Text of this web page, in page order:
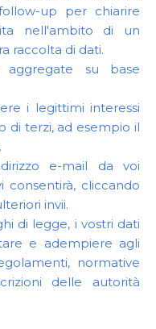
up per chiarire
nell'ambito di un
raccolta di dati.
aggregate su base
i legittimi interessi
di terzi, ad esempio il
e-mail da voi
consentirà, cliccando
invii.
di legge, i vostri dati
e adempiere agli
normative
delle autorità